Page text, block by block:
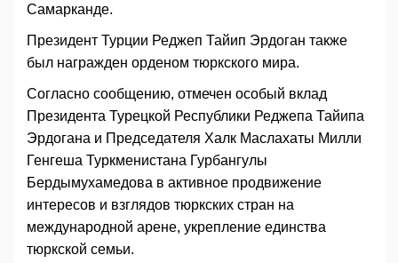
Самарканде.
Президент Турции Реджеп Тайип Эрдоган также
был награжден орденом тюркского мира.
Согласно сообщению, отмечен особый вклад
Президента Турецкой Республики Реджепа Тайипа
Эрдогана и Председателя Халк Маслахаты Милли
Генгеша Туркменистана Гурбангулы
Бердымухамедова в активное продвижение
интересов и взглядов тюркских стран на
международной арене, укрепление единства
тюркской семьи.